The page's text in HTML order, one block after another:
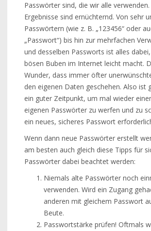
Passwörter sind, die wir alle verwenden.
Ergebnisse sind ernüchternd. Von sehr
Passwörtern (wie z. B. „123456“ oder
„Passwort“) bis hin zur mehrfachen
und desselben Passworts ist alles
bösen Buben im Internet leicht macht.
Wunder, dass immer öfter
den eigenen Daten geschehen. Also ist
ein guter Zeitpunkt, um mal wieder
eigenen Passwörter zu werfen und zu
ein neues, sicheres Passwort
Wenn dann neue Passwörter erstellt
am besten auch gleich diese Tipps für
Passwörter dabei beachtet werden:
Niemals alte Passwörter noch
verwenden. Wird ein Zugang
anderen mit gleichem Passwort
Beute.
Passwortstärke prüfen! Oftmals